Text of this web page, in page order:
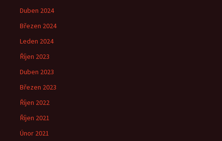
Duben 2024
Březen 2024
Leden 2024
Říjen 2023
Duben 2023
Březen 2023
Říjen 2022
Říjen 2021
Únor 2021